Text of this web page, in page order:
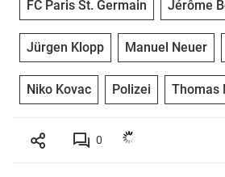
FC Paris St. Germain Jérôme
Jürgen Klopp Manuel Neuer
Niko Kovac Polizei Thomas
0